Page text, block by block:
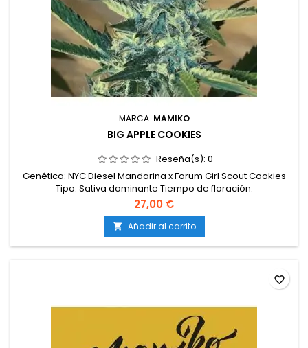
MARCA: MAMIKO
BIG APPLE COOKIES
Reseña(s): 0
Genética: NYC Diesel Mandarina x Forum Girl Scout Cookies
Tipo: Sativa dominante Tiempo de floración:
Aproximadamente 9 semanas Aromas y sabores: Mezcla
dulce y cítrica con un intenso sabor a mandarina y notas de
diésel, complementado con matices terrosos y cremosos.
Efectos: Equilibrio entre relajación mental y física,
permitiendo realizar actividades...
27,00 €
 Añadir al carrito
favorite_border